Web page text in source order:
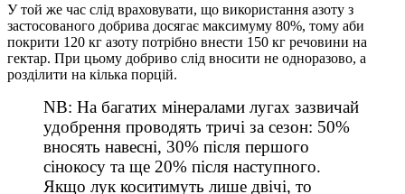
У той же час слід враховувати, що використання азоту з
застосованого добрива досягає максимуму 80%, тому аби
покрити 120 кг азоту потрібно внести 150 кг речовини на
гектар. При цьому добриво слід вносити не одноразово, а
розділити на кілька порцій.
NB: На багатих мінералами лугах зазвичай
удобрення проводять тричі за сезон: 50%
вносять навесні, 30% після першого
сінокосу та ще 20% після наступного.
Якщо лук коситимуть лише двічі, то